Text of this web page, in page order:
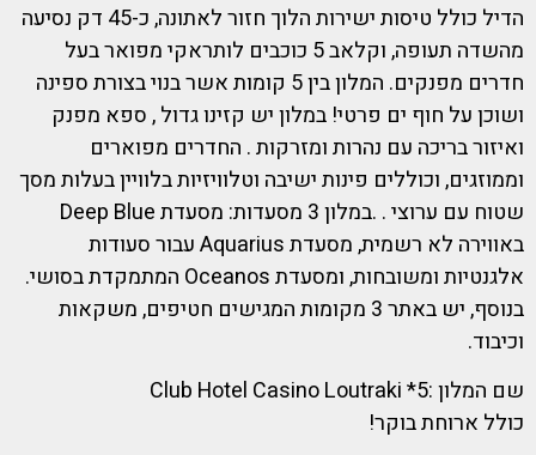
הדיל כולל טיסות ישירות הלוך חזור לאתונה, כ-45 דק נסיעה
מהשדה תעופה, וקלאב 5 כוכבים לותראקי מפואר בעל
חדרים מפנקים. המלון בין 5 קומות אשר בנוי בצורת ספינה
ושוכן על חוף ים פרטי! במלון יש קזינו גדול , ספא מפנק
ואיזור בריכה עם נהרות ומזרקות . החדרים מפוארים
וממוזגים, וכוללים פינות ישיבה וטלוויזיות בלוויין בעלות מסך
שטוח עם ערוצי . .במלון 3 מסעדות: מסעדת Deep Blue
באווירה לא רשמית, מסעדת Aquarius עבור סעודות
אלגנטיות ומשובחות, ומסעדת Oceanos המתמקדת בסושי.
בנוסף, יש באתר 3 מקומות המגישים חטיפים, משקאות
וכיבוד.
שם המלון :5* Club Hotel Casino Loutraki
כולל ארוחת בוקר!